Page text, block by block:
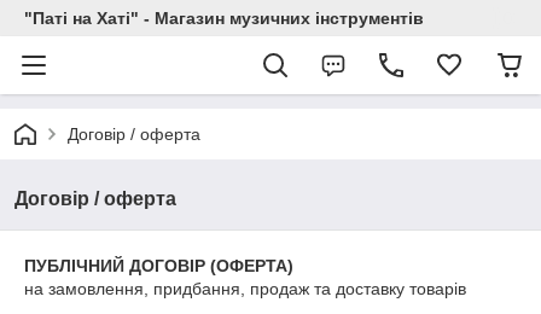
"Паті на Хаті" - Магазин музичних інструментів
Договір / оферта
Договір / оферта
ПУБЛІЧНИЙ ДОГОВІР (ОФЕРТА)
на замовлення, придбання, продаж та доставку товарів